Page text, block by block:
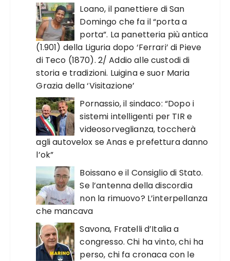
Loano, il panettiere di San
Domingo che fa il “porta a
porta”. La panetteria più antica
(1.901) della Liguria dopo ‘Ferrari’ di Pieve
di Teco (1870). 2/ Addio alle custodi di
storia e tradizioni. Luigina e suor Maria
Grazia della ‘Visitazione’
Pornassio, il sindaco: “Dopo i
sistemi intelligenti per TIR e
videosorveglianza, toccherà
agli autovelox se Anas e prefettura danno
l’ok”
Boissano e il Consiglio di Stato.
Se l’antenna della discordia
non la rimuovo? L’interpellanza
che mancava
Savona, Fratelli d’Italia a
congresso. Chi ha vinto, chi ha
perso, chi fa cronaca con le